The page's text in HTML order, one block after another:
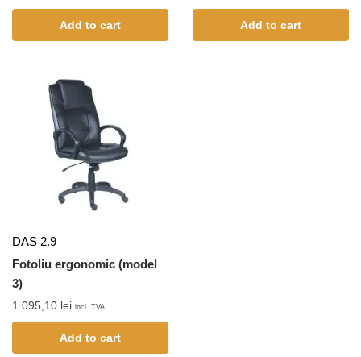
Add to cart Add to cart
DAS 2.9
Fotoliu ergonomic (model
3)
1.095,10 lei incl. TVA
Add to cart